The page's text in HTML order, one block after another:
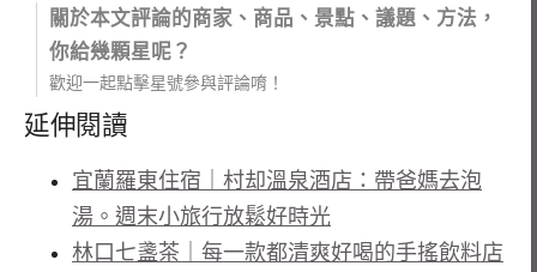
關於本文評論的商家、商品、景點、議題、方法，
你給幾顆星呢？
歡迎一起點擊星號參與評論唷！
延伸閱讀
宜蘭羅東住宿｜村却溫泉酒店：帶爸媽去泡
湯。週末小旅行放鬆好時光
林口七盞茶｜每一款都清爽好喝的手搖飲料店